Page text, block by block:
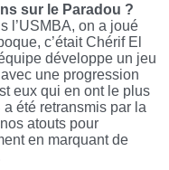
sur le Paradou ?
l’USMBA, on a joué
c’était Chérif El
développe un jeu
une progression
eux qui en ont le plus
été retransmis par la
atouts pour
en marquant de